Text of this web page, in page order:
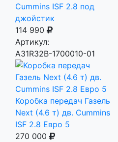
Cummins ISF 2.8 под
джойстик
114 990
Артикул:
А31R32В-1700010-01
Коробка передач Газель
Next (4.6 т) дв. Cummins
ISF 2.8 Евро 5
270 000